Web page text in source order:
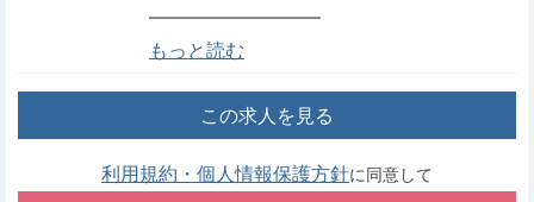
―――――――――
もっと読む
この求人を見る
利用規約・個人情報保護方針に同意して